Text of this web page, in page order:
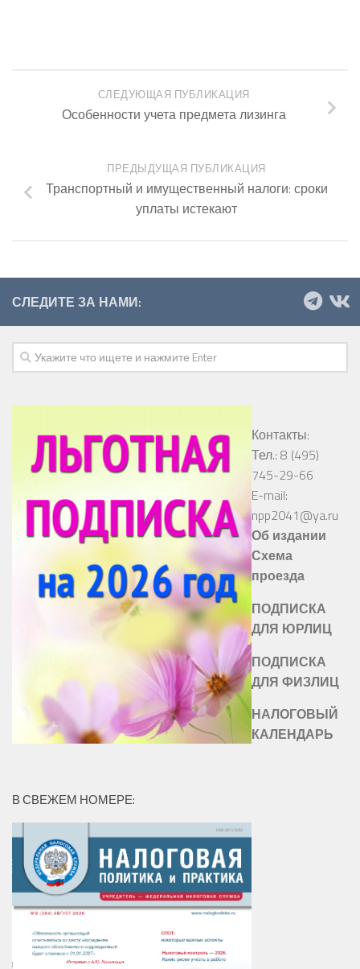
СЛЕДУЮЩАЯ ПУБЛИКАЦИЯ
Особенности учета предмета лизинга
ПРЕДЫДУЩАЯ ПУБЛИКАЦИЯ
Транспортный и имущественный налоги: сроки
уплаты истекают
СЛЕДИТЕ ЗА НАМИ:
Контакты:
Тел.: 8 (495)
745-29-66
E-mail:
npp2041@ya.ru
Об издании
Схема
проезда
ПОДПИСКА
ДЛЯ ЮРЛИЦ
ПОДПИСКА
ДЛЯ ФИЗЛИЦ
НАЛОГОВЫЙ
КАЛЕНДАРЬ
В СВЕЖЕМ НОМЕРЕ: